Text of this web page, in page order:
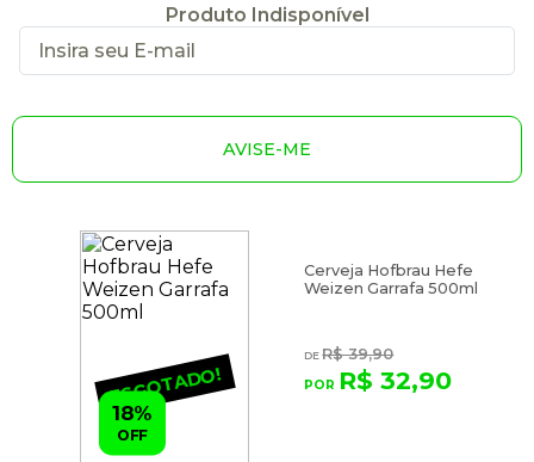
Produto Indisponível
AVISE-ME
ESGOTADO!
Cerveja Hofbrau Hefe
Weizen Garrafa 500ml
R$ 39,90
R$ 32,90
18%
OFF